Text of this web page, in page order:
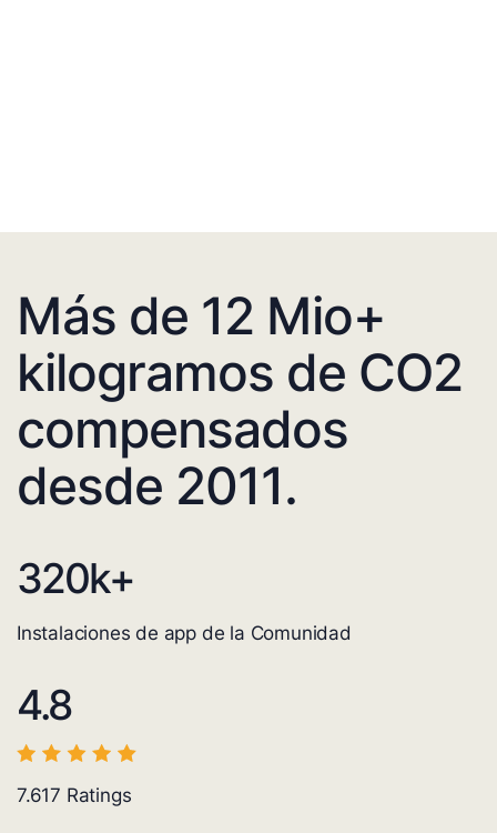
Más de 12 Mio+
kilogramos de CO2
compensados
desde 2011.
320k+
Instalaciones de app de la Comunidad
4.8
7.617 Ratings